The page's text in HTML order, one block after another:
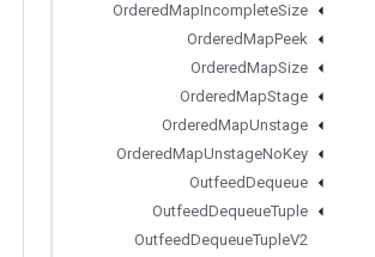
OrderedMapIncompleteSize
OrderedMapPeek
OrderedMapSize
OrderedMapStage
OrderedMapUnstage
OrderedMapUnstageNoKey
OutfeedDequeue
OutfeedDequeueTuple
OutfeedDequeueTupleV2